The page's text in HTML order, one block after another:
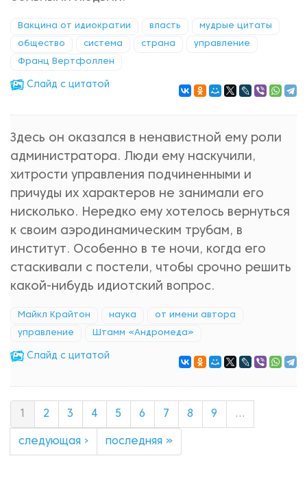
Вакцина от идиократии власть мудрые цитаты
общество система страна управление
Франц Вертфоллен
Cлайд с цитатой
Здесь он оказался в ненавистной ему роли
администратора. Люди ему наскучили,
хитрости управления подчиненными и
причуды их характеров не занимали его
нисколько. Нередко ему хотелось вернуться
к своим аэродинамическим трубам, в
институт. Особенно в те ночи, когда его
стаскивали с постели, чтобы срочно решить
какой-нибудь идиотский вопрос.
Майкл Крайтон наука от имени автора
управление Штамм «Андромеда»
Cлайд с цитатой
2 3 4 5 6 7 8 9 …
следующая › последняя »